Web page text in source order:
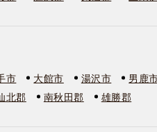
市 大館市 湯沢市 男鹿
北郡 南秋田郡 雄勝郡